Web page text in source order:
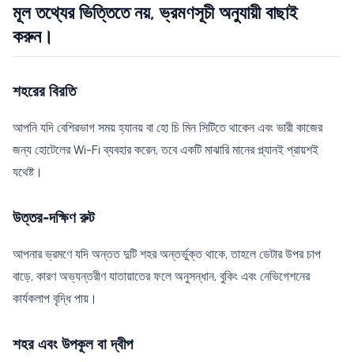
মূল তথ্যের ভিত্তিতে নয়, ভ্রমণসূচী অনুযায়ী বাছাই
করুন।
শহরের বিরতি
আপনি যদি বেশিরভাগ সময় হ্যানয় বা হো চি মিন সিটিতে থাকেন এবং ভারী কাজের
জন্য হোটেলের Wi-Fi ব্যবহার করেন, তবে একটি মাঝারি মানের প্ল্যানই প্রায়শই
যথেষ্ট।
উত্তর-দক্ষিণ রুট
আপনার ভ্রমণে যদি অন্তত দুটি শহর অন্তর্ভুক্ত থাকে, তাহলে ডেটার উপর চাপ
বাড়ে, কারণ অভ্যন্তরীণ যাতায়াতের ফলে অনুসন্ধান, বুকিং এবং নেভিগেশনের
কার্যকলাপ বৃদ্ধি পায়।
শহর এবং উপকূল বা দ্বীপ